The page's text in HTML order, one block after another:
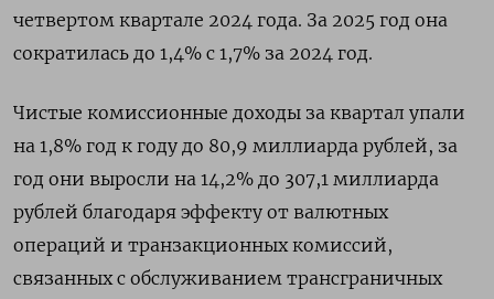
четвертом ​квартале 2024 года. За 2025 год она
сократилась до 1,4% с 1,7% за 2024 год.
Чистые комиссионные доходы за ‌квартал упали
на 1,8% год к году до 80,9 миллиарда рублей, за
год они выросли на 14,2% до 307,1 миллиарда ​
рублей благодаря эффекту от валютных
операций и транзакционных комиссий,
связанных с обслуживанием трансграничных